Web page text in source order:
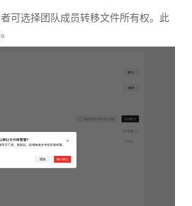
可选择团队成员转移文件所有权。此